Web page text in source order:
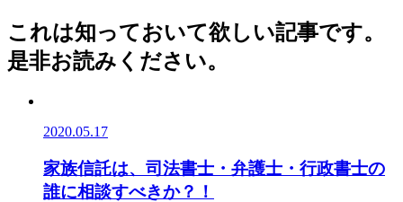
これは知っておいて欲しい記事です。
是非お読みください。
2020.05.17
家族信託は、司法書士・弁護士・行政書士の
誰に相談すべきか？！